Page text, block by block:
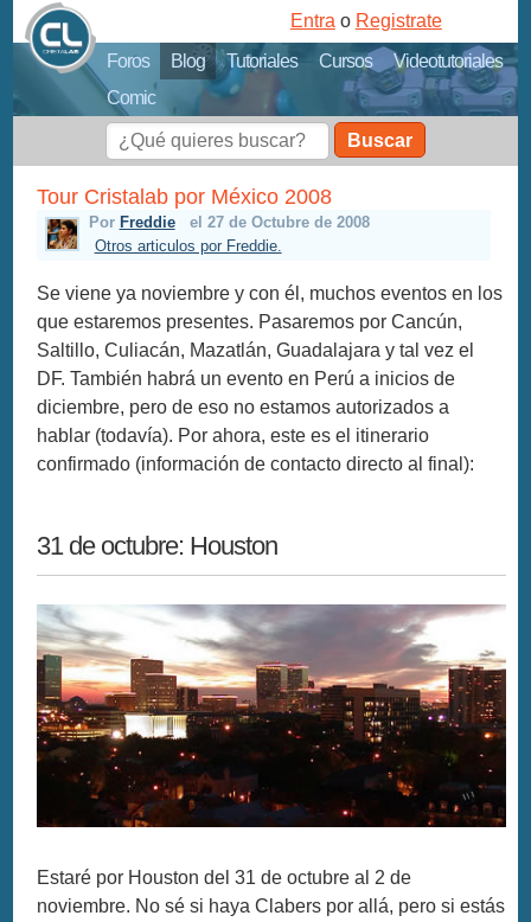
Foros Blog Tutoriales Cursos
Videotutoriales
Comic
Entra o Registrate
Buscar
Tour Cristalab por México 2008
Por Freddie
el 27 de Octubre de 2008
Otros articulos por Freddie.
Se viene ya noviembre y con él, muchos eventos en los
que estaremos presentes. Pasaremos por Cancún,
Saltillo, Culiacán, Mazatlán, Guadalajara y tal vez el
DF. También habrá un evento en Perú a inicios de
diciembre, pero de eso no estamos autorizados a
hablar (todavía). Por ahora, este es el itinerario
confirmado (información de contacto directo al final):
31 de octubre: Houston
Estaré por Houston del 31 de octubre al 2 de
noviembre. No sé si haya Clabers por allá, pero si estás